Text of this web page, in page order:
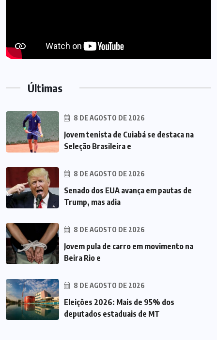
Últimas
8 DE AGOSTO DE 2026
Jovem tenista de Cuiabá se destaca na
Seleção Brasileira e
8 DE AGOSTO DE 2026
Senado dos EUA avança em pautas de
Trump, mas adia
8 DE AGOSTO DE 2026
Jovem pula de carro em movimento na
Beira Rio e
8 DE AGOSTO DE 2026
Eleições 2026: Mais de 95% dos
deputados estaduais de MT